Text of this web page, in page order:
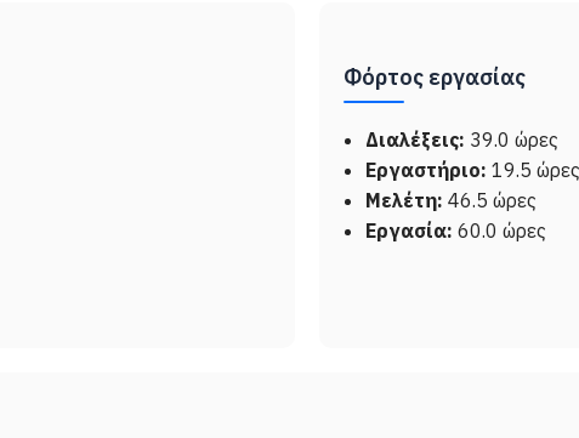
Φόρτος εργασίας
Διαλέξεις: 39.0 ώρες
Εργαστήριο: 19.5 ώρες
Μελέτη: 46.5 ώρες
Εργασία: 60.0 ώρες